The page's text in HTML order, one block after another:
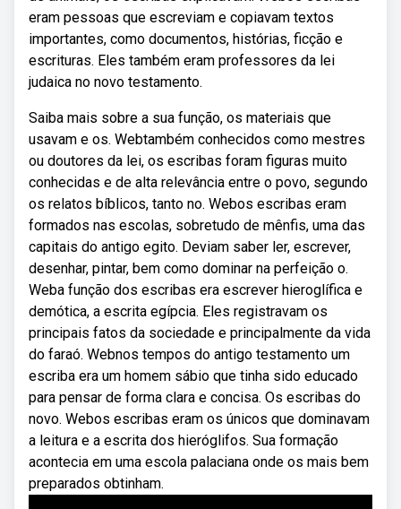
eram pessoas que escreviam e copiavam textos
importantes, como documentos, histórias, ficção e
escrituras. Eles também eram professores da lei
judaica no novo testamento.
Saiba mais sobre a sua função, os materiais que
usavam e os. Webtambém conhecidos como mestres
ou doutores da lei, os escribas foram figuras muito
conhecidas e de alta relevância entre o povo, segundo
os relatos bíblicos, tanto no. Webos escribas eram
formados nas escolas, sobretudo de mênfis, uma das
capitais do antigo egito. Deviam saber ler, escrever,
desenhar, pintar, bem como dominar na perfeição o.
Weba função dos escribas era escrever hieroglífica e
demótica, a escrita egípcia. Eles registravam os
principais fatos da sociedade e principalmente da vida
do faraó. Webnos tempos do antigo testamento um
escriba era um homem sábio que tinha sido educado
para pensar de forma clara e concisa. Os escribas do
novo. Webos escribas eram os únicos que dominavam
a leitura e a escrita dos hieróglifos. Sua formação
acontecia em uma escola palaciana onde os mais bem
preparados obtinham.